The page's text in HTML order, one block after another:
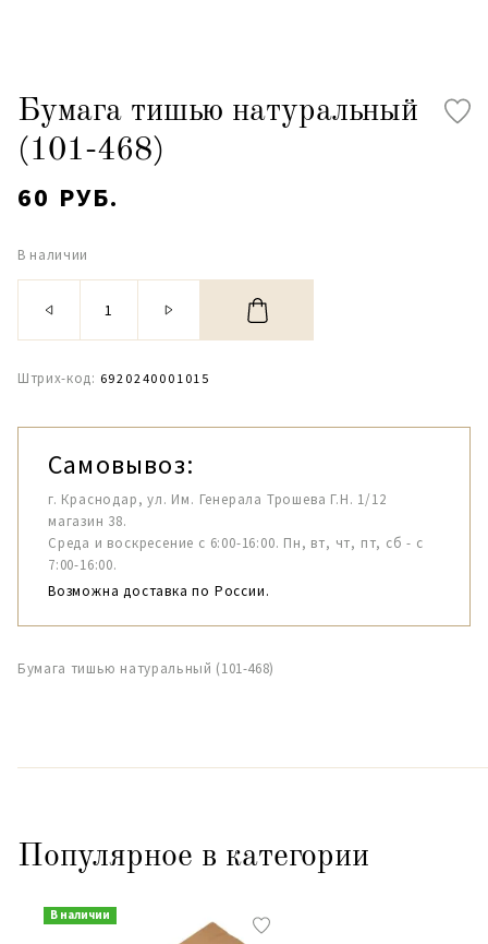
Бумага тишью натуральный
(101-468)
60 РУБ.
В наличии
Штрих-код: 6920240001015
Самовывоз:
г. Краснодар, ул. Им. Генерала Трошева Г.Н. 1/12
магазин 38.
Среда и воскресение с 6:00-16:00. Пн, вт, чт, пт, сб - с
7:00-16:00.
Возможна доставка по России.
Бумага тишью натуральный (101-468)
Популярное в категории
В наличии